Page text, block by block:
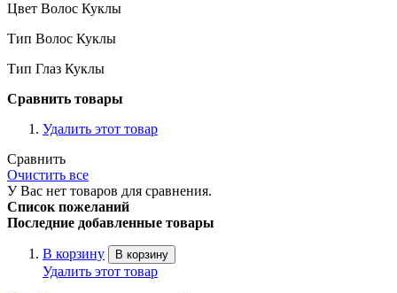
Цвет Волос Куклы
Тип Волос Куклы
Тип Глаз Куклы
Сравнить товары
Удалить этот товар
Сравнить
Очистить все
У Вас нет товаров для сравнения.
Список пожеланий
Последние добавленные товары
В корзину В корзину
Удалить этот товар